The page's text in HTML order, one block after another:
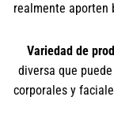
realmente aporten
Variedad de
diversa que
corporales y